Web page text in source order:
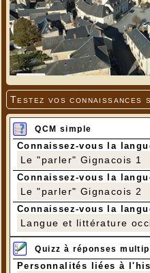
Testez vos connaissances
QCM simple
Connaissez-vous la
Le "parler" Gignacois 1
Connaissez-vous la
Le "parler" Gignacois 2
Connaissez-vous la
Langue et littérature
Quizz à réponses
Personnalités liées à